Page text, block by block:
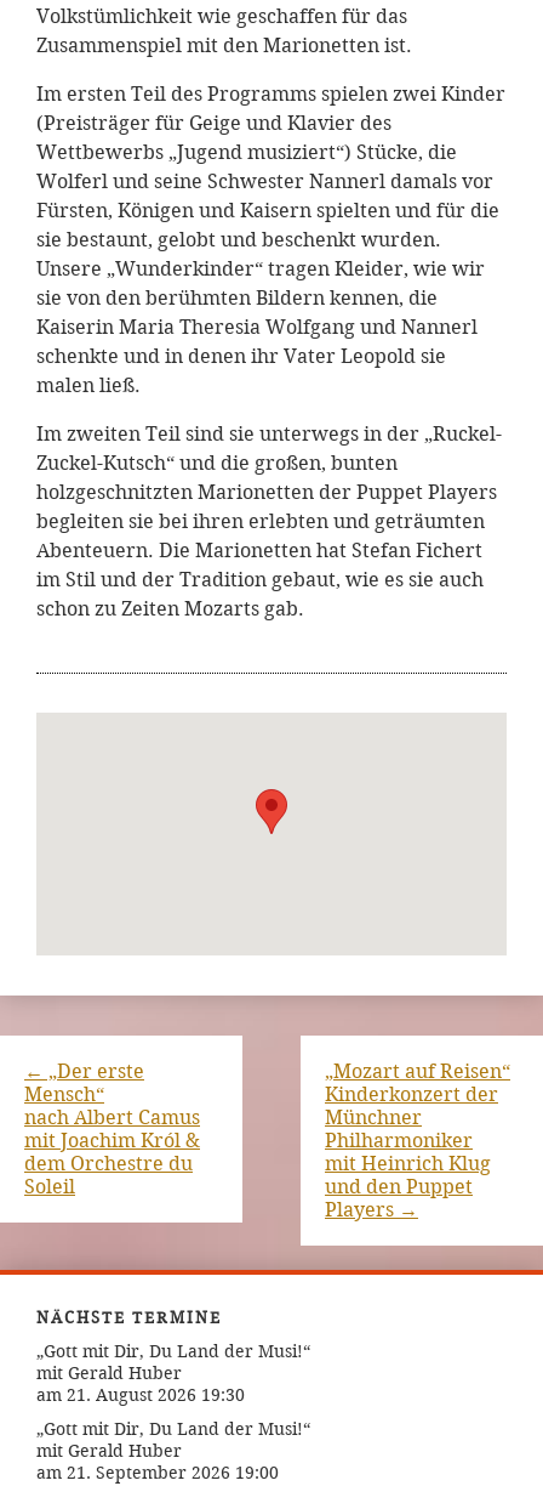
Volkstümlichkeit wie geschaffen für das
Zusammenspiel mit den Marionetten ist.
Im ersten Teil des Programms spielen zwei Kinder
(Preisträger für Geige und Klavier des
Wettbewerbs „Jugend musiziert“) Stücke, die
Wolferl und seine Schwester Nannerl damals vor
Fürsten, Königen und Kaisern spielten und für die
sie bestaunt, gelobt und beschenkt wurden.
Unsere „Wunderkinder“ tragen Kleider, wie wir
sie von den berühmten Bildern kennen, die
Kaiserin Maria Theresia Wolfgang und Nannerl
schenkte und in denen ihr Vater Leopold sie
malen ließ.
Im zweiten Teil sind sie unterwegs in der „Ruckel-
Zuckel-Kutsch“ und die großen, bunten
holzgeschnitzten Marionetten der Puppet Players
begleiten sie bei ihren erlebten und geträumten
Abenteuern. Die Marionetten hat Stefan Fichert
im Stil und der Tradition gebaut, wie es sie auch
schon zu Zeiten Mozarts gab.
← „Der erste
Mensch“
nach Albert Camus
mit Joachim Król &
dem Orchestre du
Soleil
„Mozart auf Reisen“
Kinderkonzert der
Münchner
Philharmoniker
mit Heinrich Klug
und den Puppet
Players →
NÄCHSTE TERMINE
„Gott mit Dir, Du Land der Musi!“
mit Gerald Huber
am 21. August 2026 19:30
„Gott mit Dir, Du Land der Musi!“
mit Gerald Huber
am 21. September 2026 19:00